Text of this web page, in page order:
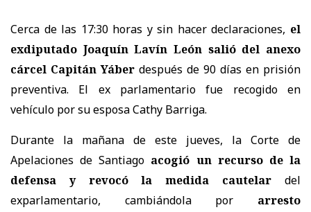
Cerca de las 17:30 horas y sin hacer declaraciones, el
exdiputado Joaquín Lavín León salió del anexo
cárcel Capitán Yáber después de 90 días en prisión
preventiva. El ex parlamentario fue recogido en
vehículo por su esposa Cathy Barriga.
Durante la mañana de este jueves, la Corte de
Apelaciones de Santiago acogió un recurso de la
defensa y revocó la medida cautelar del
exparlamentario, cambiándola por arresto